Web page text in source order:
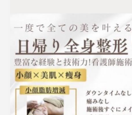
明石駅周辺はアクセスが良く、仕
ち寄れるエステサロンが多数あり
る方には、駅から徒歩数分の立地
る店舗の利用が便利です。
駅近エステのメリットは、予約の
ール変更にも柔軟に対応できる点
テサロンでは、短時間のフェイシ